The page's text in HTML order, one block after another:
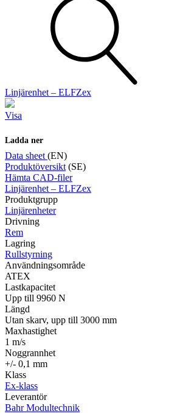
ESD / AntistatutrustningProfilsystem
Linjärenhet – ELFZex
Visa
Ladda ner
Data sheet (EN)
Produktöversikt (SE)
Hämta CAD-filer
Linjärenhet – ELFZex
Produktgrupp
Linjärenheter
Drivning
Rem
Lagring
Rullstyrning
Användningsområde
ATEX
Lastkapacitet
Upp till 9960 N
Längd
Utan skarv, upp till 3000 mm
Maxhastighet
1 m/s
Noggrannhet
+/- 0,1 mm
Klass
Ex-klass
Leverantör
Bahr Modultechnik